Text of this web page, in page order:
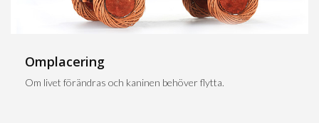
Omplacering
Om livet förändras och kaninen behöver flytta.